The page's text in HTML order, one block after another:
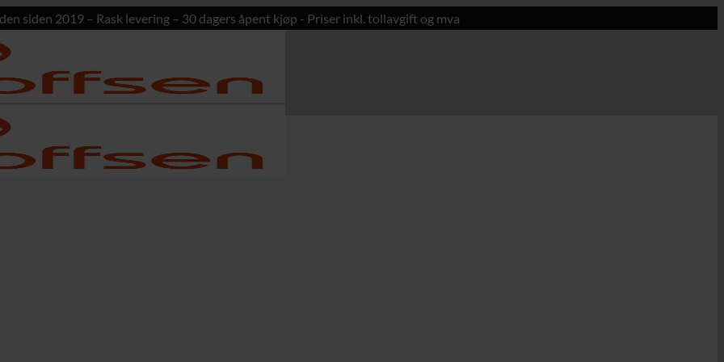
siden 2019 – Rask levering – 30 dagers åpent kjøp - Priser inkl. tollavgift og mva